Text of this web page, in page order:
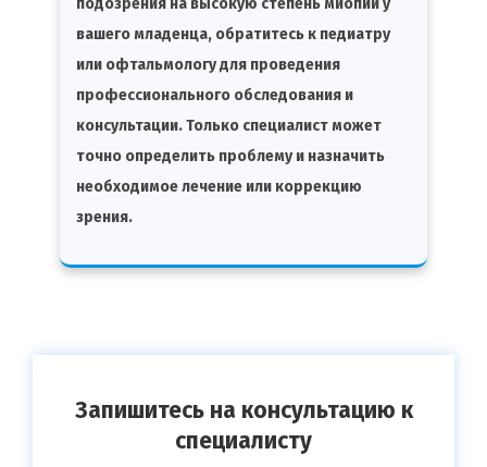
подозрения на высокую степень миопии у
вашего младенца, обратитесь к педиатру
или офтальмологу для проведения
профессионального обследования и
консультации. Только специалист может
точно определить проблему и назначить
необходимое лечение или коррекцию
зрения.
Запишитесь на консультацию к
специалисту